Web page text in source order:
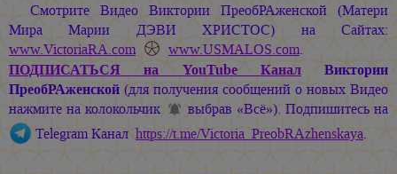
Смотрите Видео Виктории ПреобРАженской (Матери
МираМарии ДЭВИ ХРИСТОС) на Сайтах:
www.VictoriaRA.com
www.USMALOS.com.
ПОДПИСАТЬСЯ на YouTube КаналВиктории
ПреобРАженской (для получения сообщений о новых Видео
нажмите на колокольчик
выбрав «Всё»). Подпишитесь на
Telegram Канал https://t.me/Victoria_PreobRAzhenskaya.